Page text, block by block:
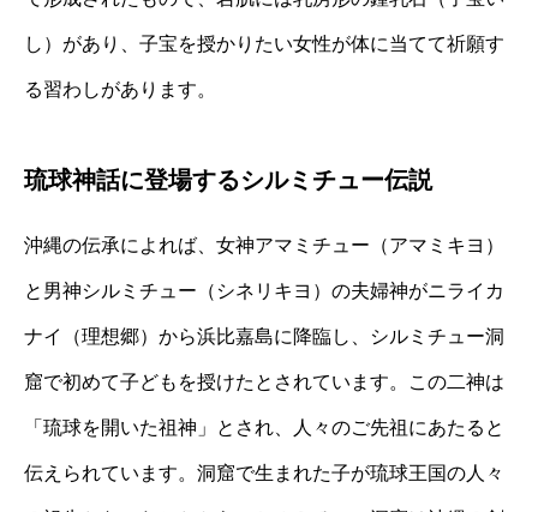
し）があり、子宝を授かりたい女性が体に当てて祈願す
る習わしがあります。
琉球神話に登場するシルミチュー伝説
沖縄の伝承によれば、女神アマミチュー（アマミキヨ）
と男神シルミチュー（シネリキヨ）の夫婦神がニライカ
ナイ（理想郷）から浜比嘉島に降臨し、シルミチュー洞
窟で初めて子どもを授けたとされています。この二神は
「琉球を開いた祖神」とされ、人々のご先祖にあたると
伝えられています。洞窟で生まれた子が琉球王国の人々